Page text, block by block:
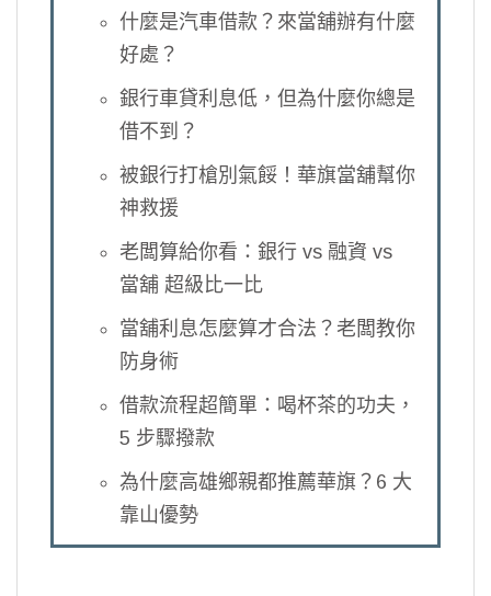
什麼是汽車借款？來當舖辦有什麼
好處？
銀行車貸利息低，但為什麼你總是
借不到？
被銀行打槍別氣餒！華旗當舖幫你
神救援
老闆算給你看：銀行 vs 融資 vs
當舖 超級比一比
當舖利息怎麼算才合法？老闆教你
防身術
借款流程超簡單：喝杯茶的功夫，
5 步驟撥款
為什麼高雄鄉親都推薦華旗？6 大
靠山優勢